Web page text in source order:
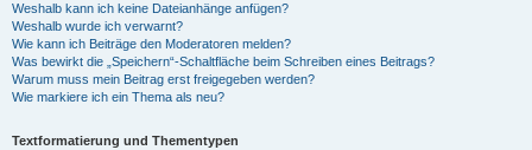
Weshalb kann ich keine Dateianhänge anfügen?
Weshalb wurde ich verwarnt?
Wie kann ich Beiträge den Moderatoren melden?
Was bewirkt die „Speichern“-Schaltfläche beim Schreiben eines Beitrags?
Warum muss mein Beitrag erst freigegeben werden?
Wie markiere ich ein Thema als neu?
Textformatierung und Thementypen